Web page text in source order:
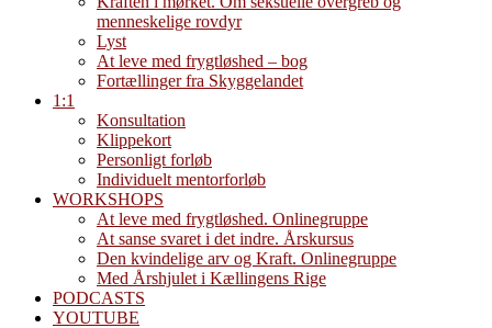
menneskelige rovdyr
Lyst
At leve med frygtløshed – bog
Fortællinger fra Skyggelandet
1:1
Konsultation
Klippekort
Personligt forløb
Individuelt mentorforløb
WORKSHOPS
At leve med frygtløshed. Onlinegruppe
At sanse svaret i det indre. Årskursus
Den kvindelige arv og Kraft. Onlinegruppe
Med Årshjulet i Kællingens Rige
PODCASTS
YOUTUBE